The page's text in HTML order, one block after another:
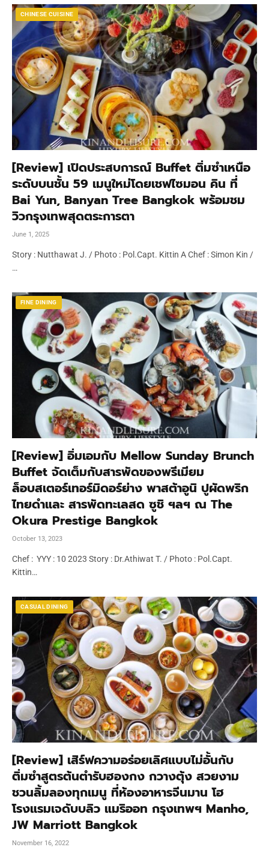
CHINESE CUISINE
[Review] เปิดประสบการณ์ Buffet ติ่มซำเหนือ
ระดับบนชั้น 59 เมนูใหม่โดยเชฟไซมอน คิน ที่
Bai Yun, Banyan Tree Bangkok พร้อมชม
วิวกรุงเทพสุดตระการตา
June 1, 2025
Story : Nutthawat J. / Photo : Pol.Capt. Kittin A Chef : Simon Kin /
…
FINE DINING
[Review] อิ่มเอมกับ Mellow Sunday Brunch
Buffet จัดเต็มกับสารพัดของพรีเมียม
ล็อบสเตอร์เทอร์มิดอร์ย่าง พาสต้าอูนิ ปูผัดพริก
ไทยดำและ สารพัดทะเลสด ซูชิ ฯลฯ ณ The
Okura Prestige Bangkok
October 13, 2023
Chef : YYY : 10 2023 Story : Dr.Athiwat T. / Photo : Pol.Capt.
Kittin…
CASUAL DINING
[Review] เสิร์ฟความอร่อยเลิศแบบไม่อั้นกับ
ติ่มซำสูตรต้นตำรับฮองกง กวางตุ้ง สวยงาม
ชวนลิ้มลองทุกเมนู ที่ห้องอาหารจีนมาน โฮ
โรงแรมเจดับบลิว แมริออท กรุงเทพฯ Manho,
JW Marriott Bangkok
November 16, 2022